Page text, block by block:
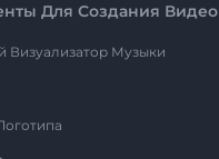
Для Создания Видео
Визуализатор Музыки